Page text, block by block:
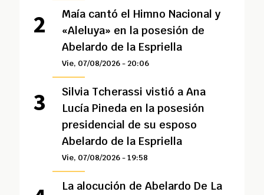
Maía cantó el Himno Nacional y
«Aleluya» en la posesión de
Abelardo de la Espriella
Vie, 07/08/2026 - 20:06
Silvia Tcherassi vistió a Ana
Lucía Pineda en la posesión
presidencial de su esposo
Abelardo de la Espriella
Vie, 07/08/2026 - 19:58
La alocución de Abelardo De La